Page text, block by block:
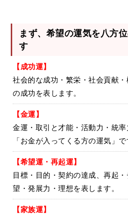
まず、希望の運気を八方
す
【成功運】
社会的な成功・繁栄・社会貢献
の成功を表します。
【金運】
金運・取引と才能・活動力・統
「お金が入ってくる方の運気」で
【希望運・ 再起運】
目標・目的・契約の達成、再起
望・発展力・理想を表します。
【家族運】